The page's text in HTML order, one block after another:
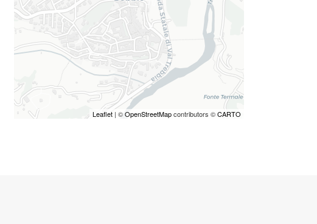
Leaflet | ©OpenStreetMapcontributors ©CARTO